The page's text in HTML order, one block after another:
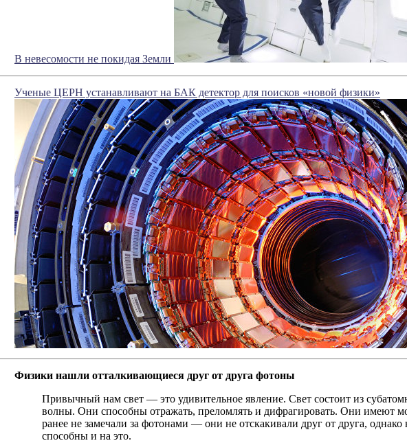
В невесомости не покидая Земли
Ученые ЦЕРН устанавливают на БАК детектор для поисков «новой физики»
Физики нашли отталкивающиеся друг от друга фотоны
Привычный нам свет — это удивительное явление. Свет состоит из
волны. Они способны отражать, преломлять и дифрагировать. Они имеют
ранее не замечали за фотонами — они не отскакивали друг от друга,
способны и на это.